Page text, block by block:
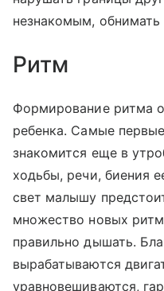
незнакомым,
Ритм
Формирование ритма
ребенка. Самые
знакомится еще в
ходьбы, речи, биения
свет малышу
множество новых
правильно дышать.
вырабатываются
уравновешиваются,